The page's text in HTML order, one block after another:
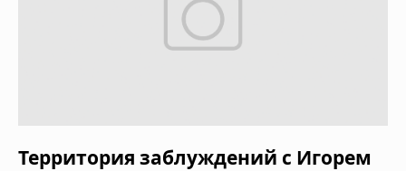
Территория заблуждений с Игорем